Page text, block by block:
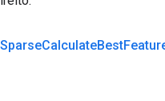
SparseCalculateBest